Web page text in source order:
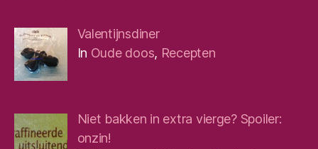
Valentijnsdiner
In Oude doos, Recepten
Niet bakken in extra vierge? Spoiler:
onzin!